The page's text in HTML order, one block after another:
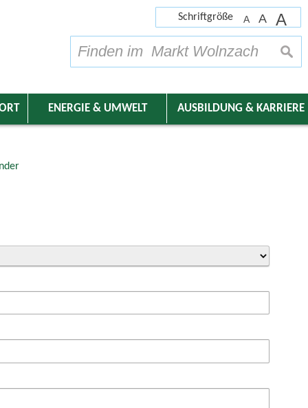
Schriftgröße A A A
ENERGIE & UMWELT AUSBILDUNG & KARRIERE